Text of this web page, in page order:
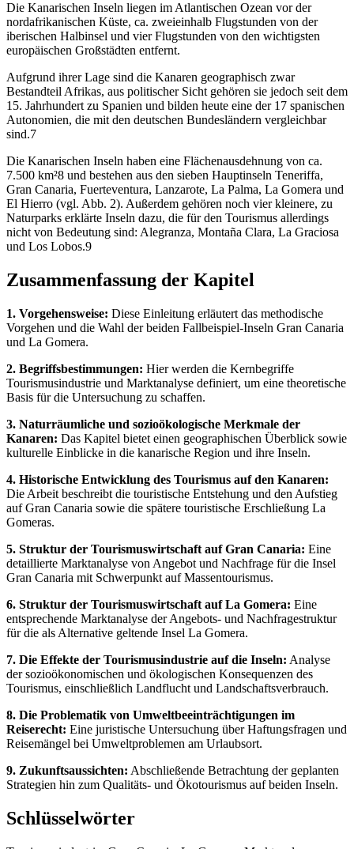
Die Kanarischen Inseln liegen im Atlantischen Ozean vor der
nordafrikanischen Küste, ca. zweieinhalb Flugstunden von der
iberischen Halbinsel und vier Flugstunden von den wichtigsten
europäischen Großstädten entfernt.
Aufgrund ihrer Lage sind die Kanaren geographisch zwar
Bestandteil Afrikas, aus politischer Sicht gehören sie jedoch seit dem
15. Jahrhundert zu Spanien und bilden heute eine der 17 spanischen
Autonomien, die mit den deutschen Bundesländern vergleichbar
sind.7
Die Kanarischen Inseln haben eine Flächenausdehnung von ca.
7.500 km²8 und bestehen aus den sieben Hauptinseln Teneriffa,
Gran Canaria, Fuerteventura, Lanzarote, La Palma, La Gomera und
El Hierro (vgl. Abb. 2). Außerdem gehören noch vier kleinere, zu
Naturparks erklärte Inseln dazu, die für den Tourismus allerdings
nicht von Bedeutung sind: Alegranza, Montaña Clara, La Graciosa
und Los Lobos.9
Zusammenfassung der Kapitel
1. Vorgehensweise: Diese Einleitung erläutert das methodische
Vorgehen und die Wahl der beiden Fallbeispiel-Inseln Gran Canaria
und La Gomera.
2. Begriffsbestimmungen: Hier werden die Kernbegriffe
Tourismusindustrie und Marktanalyse definiert, um eine theoretische
Basis für die Untersuchung zu schaffen.
3. Naturräumliche und sozioökologische Merkmale der
Kanaren: Das Kapitel bietet einen geographischen Überblick sowie
kulturelle Einblicke in die kanarische Region und ihre Inseln.
4. Historische Entwicklung des Tourismus auf den Kanaren:
Die Arbeit beschreibt die touristische Entstehung und den Aufstieg
auf Gran Canaria sowie die spätere touristische Erschließung La
Gomeras.
5. Struktur der Tourismuswirtschaft auf Gran Canaria: Eine
detaillierte Marktanalyse von Angebot und Nachfrage für die Insel
Gran Canaria mit Schwerpunkt auf Massentourismus.
6. Struktur der Tourismuswirtschaft auf La Gomera: Eine
entsprechende Marktanalyse der Angebots- und Nachfragestruktur
für die als Alternative geltende Insel La Gomera.
7. Die Effekte der Tourismusindustrie auf die Inseln: Analyse
der sozioökonomischen und ökologischen Konsequenzen des
Tourismus, einschließlich Landflucht und Landschaftsverbrauch.
8. Die Problematik von Umweltbeeinträchtigungen im
Reiserecht: Eine juristische Untersuchung über Haftungsfragen und
Reisemängel bei Umweltproblemen am Urlaubsort.
9. Zukunftsaussichten: Abschließende Betrachtung der geplanten
Strategien hin zum Qualitäts- und Ökotourismus auf beiden Inseln.
Schlüsselwörter